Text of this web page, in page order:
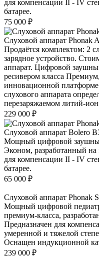
для компенсации II - IV
батарее.
75 000 ₽
Слуховой аппарат Phonak
Продаётся комплектом: 2
зарядное устройство.
аппарат. Цифровой
ресивером класса
инновационной
слухового аппарата
перезаряжаемом литий-
229 000 ₽
Слуховой аппарат Bolero
Мощный цифровой
Эконом, разработанный
для компенсации II - IV
батарее.
65 000 ₽
Слуховой аппарат Phonak
Мощный цифровой
премиум-класса,
Предназначен для
умеренной и тяжелой
Оснащен индукционной
239 000 ₽